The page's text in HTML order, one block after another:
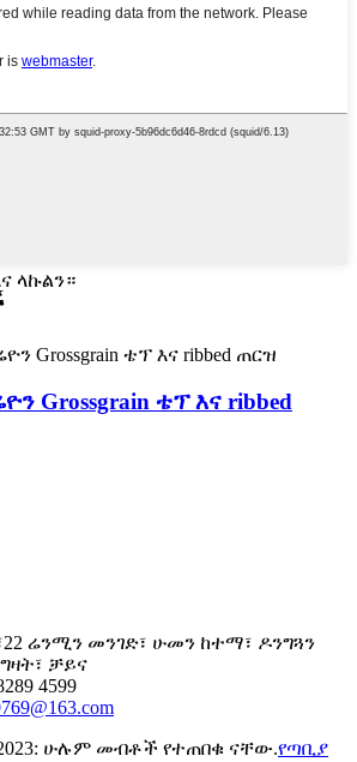
ላኩልን።
Grossgrain ቴፕ እና ribbed
ሬንሚን መንገድ፣ ሁመን ከተማ፣ ዶንግጓን
ቻይና
4599
ሁሉም መብቶች የተጠበቁ ናቸው.የጣቢያ